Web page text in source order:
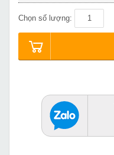
Chọn số lượng: